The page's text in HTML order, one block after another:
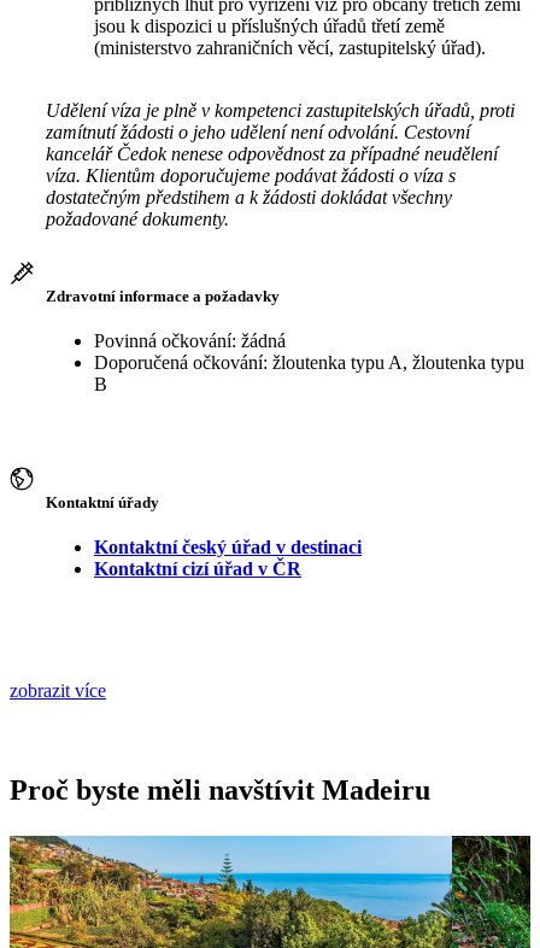
přibližných lhůt pro vyřízení víz pro občany třetích zemí
jsou k dispozici u příslušných úřadů třetí země
(ministerstvo zahraničních věcí, zastupitelský úřad).
Udělení víza je plně v kompetenci zastupitelských úřadů, proti
zamítnutí žádosti o jeho udělení není odvolání. Cestovní
kancelář Čedok nenese odpovědnost za případné neudělení
víza. Klientům doporučujeme podávat žádosti o víza s
dostatečným předstihem a k žádosti dokládat všechny
požadované dokumenty.
Zdravotní informace a požadavky
Povinná očkování: žádná
Doporučená očkování: žloutenka typu A, žloutenka typu
B
Kontaktní úřady
Kontaktní český úřad v destinaci
Kontaktní cizí úřad v ČR
zobrazit více
Proč byste měli navštívit Madeiru